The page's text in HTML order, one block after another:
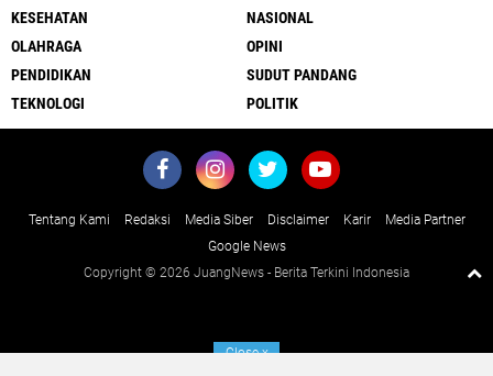
KESEHATAN
NASIONAL
OLAHRAGA
OPINI
PENDIDIKAN
SUDUT PANDANG
TEKNOLOGI
POLITIK
Tentang Kami Redaksi Media Siber Disclaimer Karir
Media Partner
Google News
Copyright © 2026 JuangNews - Berita Terkini Indonesia
Closex